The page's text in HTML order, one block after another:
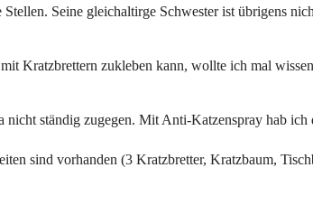
Seine gleichaltirge Schwester ist übrigens
Kratzbrettern zukleben kann, wollte ich mal
nicht ständig zugegen. Mit Anti-Katzenspray hab
sind vorhanden (3 Kratzbretter, Kratzbaum,